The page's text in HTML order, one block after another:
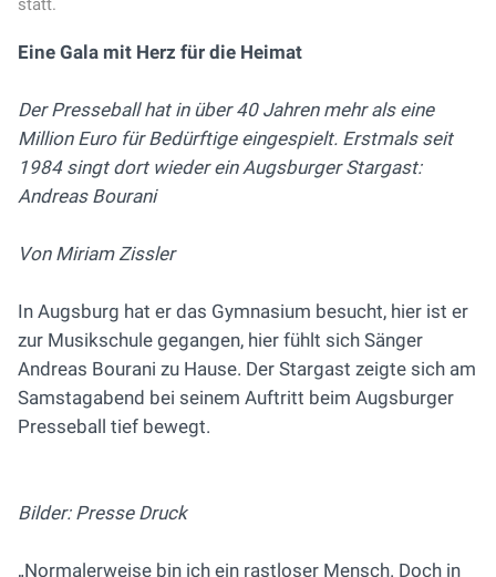
statt.
Eine Gala mit Herz für die Heimat
Der Presseball hat in über 40 Jahren mehr als eine
Million Euro für Bedürftige eingespielt. Erstmals seit
1984 singt dort wieder ein Augsburger Stargast:
Andreas Bourani
Von Miriam Zissler
In Augsburg hat er das Gymnasium besucht, hier ist er
zur Musikschule gegangen, hier fühlt sich Sänger
Andreas Bourani zu Hause. Der Stargast zeigte sich am
Samstagabend bei seinem Auftritt beim Augsburger
Presseball tief bewegt.
Bilder: Presse Druck
„Normalerweise bin ich ein rastloser Mensch. Doch in